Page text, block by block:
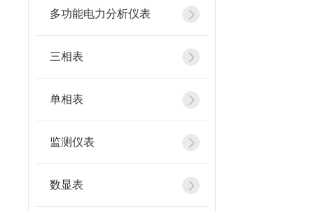
多功能电力分析仪表
三相表
单相表
监测仪表
数显表